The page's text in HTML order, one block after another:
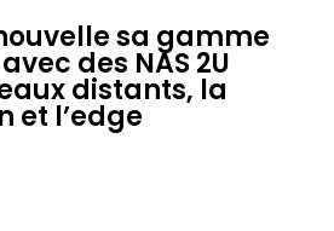
sa gamme
des NAS 2U
distants, la
et l’edge